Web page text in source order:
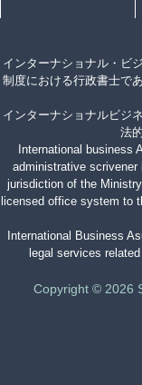
インターナショナル・ビ
制度における行政書士で
インターナショナルビジ
法
International business
administrative
jurisdiction of the
licensed office system to
International Business
legal services
Copyright © 2026